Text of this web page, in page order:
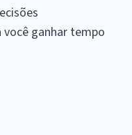
você ganhar tempo